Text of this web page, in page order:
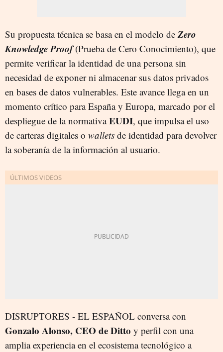
Su propuesta técnica se basa en el modelo de Zero
Knowledge Proof(Prueba de Cero Conocimiento), que
permite verificar la identidad de una persona sin
necesidad de exponer ni almacenar sus datos privados
en bases de datos vulnerables. Este avance llega en un
momento crítico para España y Europa, marcado por el
despliegue de la normativaEUDI, que impulsa el uso
de carteras digitales o wallets de identidad para devolver
la soberanía de la información al usuario.
DISRUPTORES - EL ESPAÑOL conversa con
Gonzalo Alonso, CEO de Ditto y perfil con una
amplia experiencia en el ecosistema tecnológico a